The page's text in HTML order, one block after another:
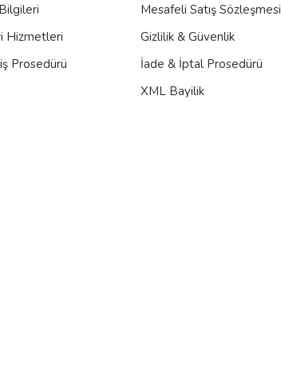
Hizmetleri
Prosedürü
Mesafeli Satış Sözleşmesi
Gizlilik & Güvenlik
İade & İptal Prosedürü
XML Bayilik